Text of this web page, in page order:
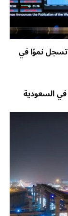
نموًا في
السعودية